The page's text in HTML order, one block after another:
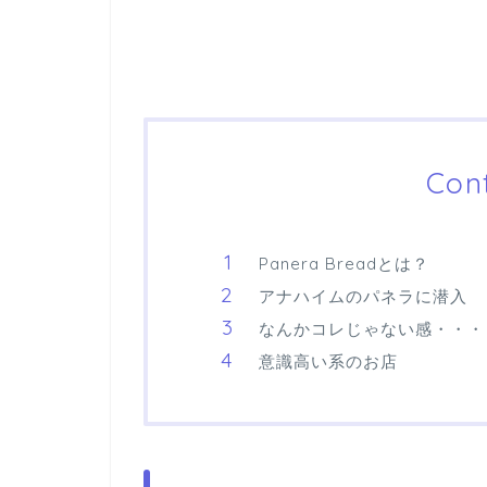
Panera Breadとは？
アナハイムのパネラに潜入
なんかコレじゃない感・・・
意識高い系のお店